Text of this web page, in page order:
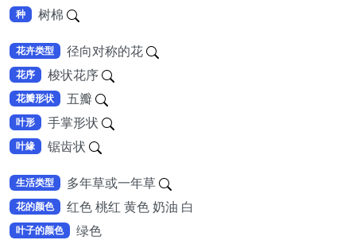
种 树棉
花卉类型 径向对称的花
花序 梭状花序
花瓣形状 五瓣
叶形 手掌形状
叶緣 锯齿状
生活类型 多年草或一年草
花的颜色 红色 桃红 黄色 奶油 白
叶子的颜色 绿色